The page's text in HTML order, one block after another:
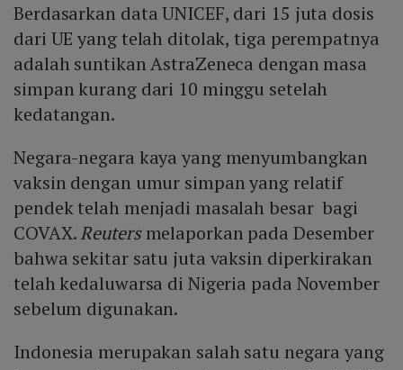
Berdasarkan data UNICEF, dari 15 juta dosis
dari UE yang telah ditolak, tiga perempatnya
adalah suntikan AstraZeneca dengan masa
simpan kurang dari 10 minggu setelah
kedatangan.
Negara-negara kaya yang menyumbangkan
vaksin dengan umur simpan yang relatif
pendek telah menjadi masalah besar bagi
COVAX.Reutersmelaporkan pada Desember
bahwa sekitar satu juta vaksin diperkirakan
telah kedaluwarsa di Nigeria pada November
sebelum digunakan.
Indonesia merupakan salah satu negara yang